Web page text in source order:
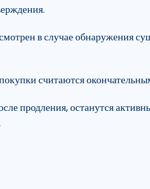
в случае обнаружения
считаются
продления, останутся